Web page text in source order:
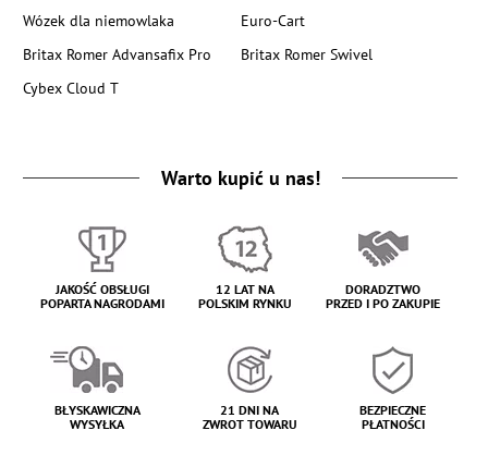
Wózek dla niemowlaka
Euro-Cart
Britax Romer Advansafix Pro
Britax Romer Swivel
Cybex Cloud T
Warto kupić u nas!
JAKOŚĆ OBSŁUGI
POPARTA NAGRODAMI
12 LAT NA
POLSKIM RYNKU
DORADZTWO
PRZED I PO ZAKUPIE
BŁYSKAWICZNA
WYSYŁKA
21 DNI NA
ZWROT TOWARU
BEZPIECZNE
PŁATNOŚCI